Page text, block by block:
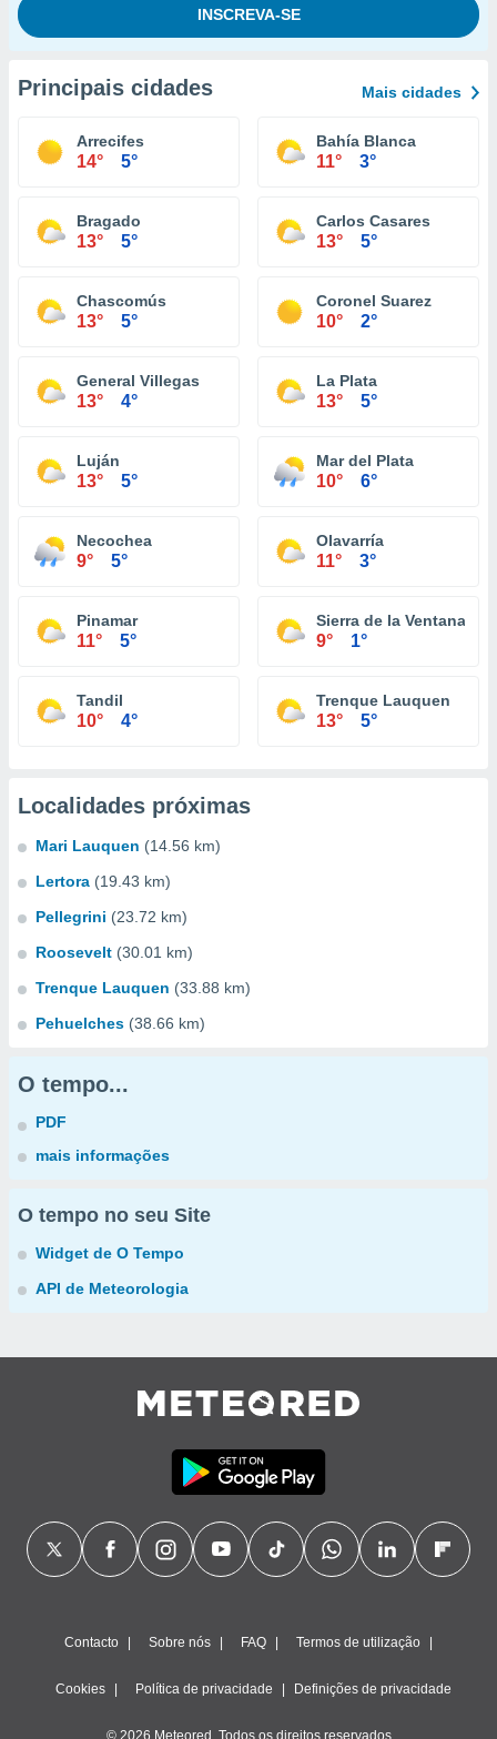
Principais cidades Mais cidades
Arrecifes
14° 5°
Bahía Blanca
11° 3°
Bragado
13° 5°
Carlos Casares
13° 5°
Chascomús
13° 5°
Coronel Suarez
10° 2°
General Villegas
13° 4°
La Plata
13° 5°
Luján
13° 5°
Mar del Plata
10° 6°
Necochea
9° 5°
Olavarría
11° 3°
Pinamar
11° 5°
Sierra de la Ventana
9° 1°
Tandil
10° 4°
Trenque Lauquen
13° 5°
Localidades próximas
Mari Lauquen (14.56 km)
Lertora (19.43 km)
Pellegrini (23.72 km)
Roosevelt (30.01 km)
Trenque Lauquen (33.88 km)
Pehuelches (38.66 km)
O tempo...
PDF
mais informações
O tempo no seu Site
Widget de O Tempo
API de Meteorologia
Contacto Sobre nós FAQ Termos de utilização
Cookies Política de privacidade Definições de privacidade
© 2026 Meteored. Todos os direitos reservados